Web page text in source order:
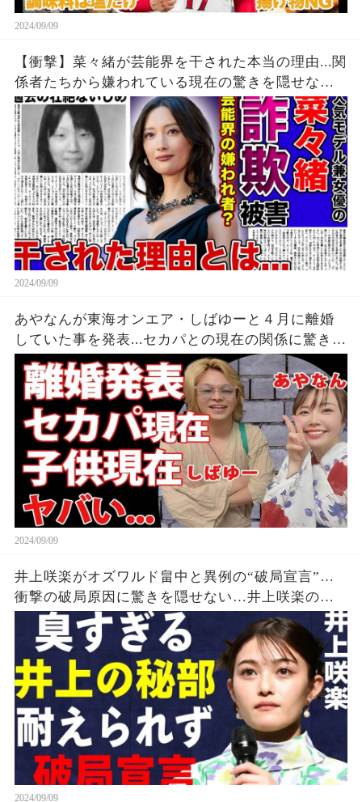
2024/09/09
【衝撃】菜々緒が芸能界を干された本当の理由...関
係者たちから嫌われている現在の驚きを隠せな
い！！詐欺被害にまで遭っている衝撃の現在...過去
の壮絶ないじめに一同驚愕！！
2024/09/09
あやなんが東海オンエア・しばゆーと４月に離婚
していた事を発表...セカパとの現在の関係に驚きを
隠せない...『しばゆー＆あやなん』夫婦の精神崩壊
した現在がヤバい...
2024/09/09
井上咲楽がオズワルド畠中と異例の“破局宣言”…
衝撃の破局原因に驚きを隠せない…井上咲楽の介
護生活の真相
2024/09/09